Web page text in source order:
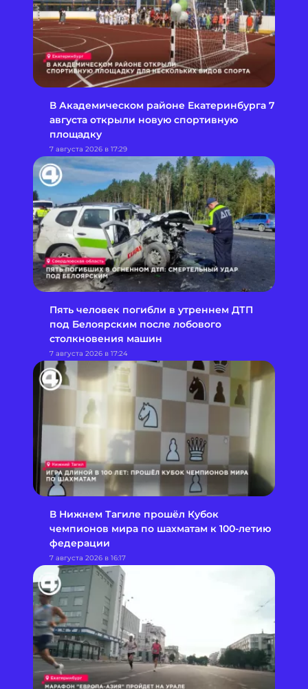
В Академическом районе Екатеринбурга 7
августа открыли новую спортивную
площадку
7 августа 2026 в 17:29
Пять человек погибли в утреннем ДТП
под Белоярским после лобового
столкновения машин
7 августа 2026 в 17:24
В Нижнем Тагиле прошёл Кубок
чемпионов мира по шахматам к 100-летию
федерации
7 августа 2026 в 16:17